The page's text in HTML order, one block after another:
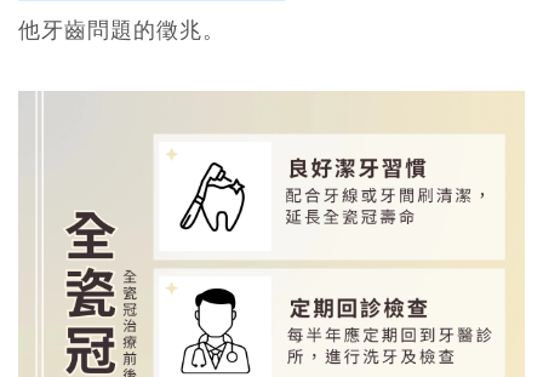
他牙齒問題的徵兆。